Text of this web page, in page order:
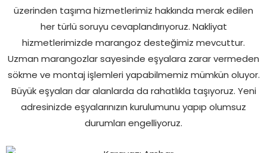
üzerinden taşıma hizmetlerimiz hakkında merak edilen
her türlü soruyu cevaplandırıyoruz. Nakliyat
hizmetlerimizde marangoz desteğimiz mevcuttur.
Uzman marangozlar sayesinde eşyalara zarar vermeden
sökme ve montaj işlemleri yapabilmemiz mümkün oluyor.
Büyük eşyaları dar alanlarda da rahatlıkla taşıyoruz. Yeni
adresinizde eşyalarınızın kurulumunu yapıp olumsuz
durumları engelliyoruz.